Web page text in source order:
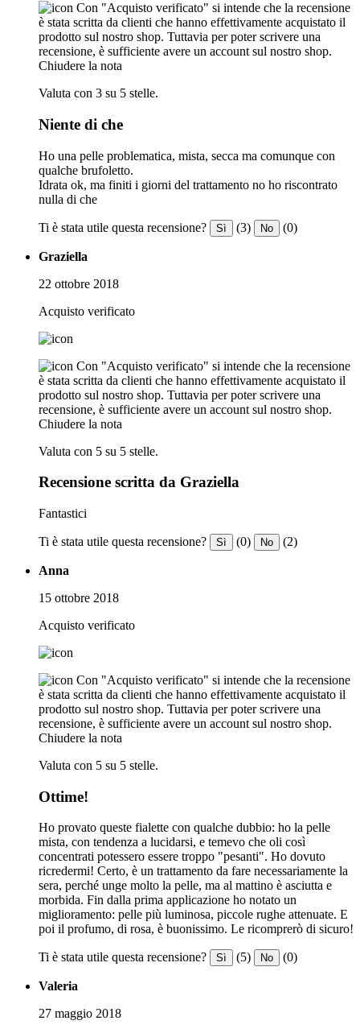
Con "Acquisto verificato" si intende che la recensione
è stata scritta da clienti che hanno effettivamente acquistato il
prodotto sul nostro shop. Tuttavia per poter scrivere una
recensione, è sufficiente avere un account sul nostro shop.
Chiudere la nota
Valuta con 3 su 5 stelle.
Niente di che
Ho una pelle problematica, mista, secca ma comunque con
qualche brufoletto.
Idrata ok, ma finiti i giorni del trattamento no ho riscontrato
nulla di che
Ti è stata utile questa recensione? Sì (3) No (0)
Graziella
22 ottobre 2018
Acquisto verificato
Con "Acquisto verificato" si intende che la recensione
è stata scritta da clienti che hanno effettivamente acquistato il
prodotto sul nostro shop. Tuttavia per poter scrivere una
recensione, è sufficiente avere un account sul nostro shop.
Chiudere la nota
Valuta con 5 su 5 stelle.
Recensione scritta da Graziella
Fantastici
Ti è stata utile questa recensione? Sì (0) No (2)
Anna
15 ottobre 2018
Acquisto verificato
Con "Acquisto verificato" si intende che la recensione
è stata scritta da clienti che hanno effettivamente acquistato il
prodotto sul nostro shop. Tuttavia per poter scrivere una
recensione, è sufficiente avere un account sul nostro shop.
Chiudere la nota
Valuta con 5 su 5 stelle.
Ottime!
Ho provato queste fialette con qualche dubbio: ho la pelle
mista, con tendenza a lucidarsi, e temevo che oli così
concentrati potessero essere troppo "pesanti". Ho dovuto
ricredermi! Certo, è un trattamento da fare necessariamente la
sera, perché unge molto la pelle, ma al mattino è asciutta e
morbida. Fin dalla prima applicazione ho notato un
miglioramento: pelle più luminosa, piccole rughe attenuate. E
poi il profumo, di rosa, è buonissimo. Le ricomprerò di sicuro!
Ti è stata utile questa recensione? Sì (5) No (0)
Valeria
27 maggio 2018